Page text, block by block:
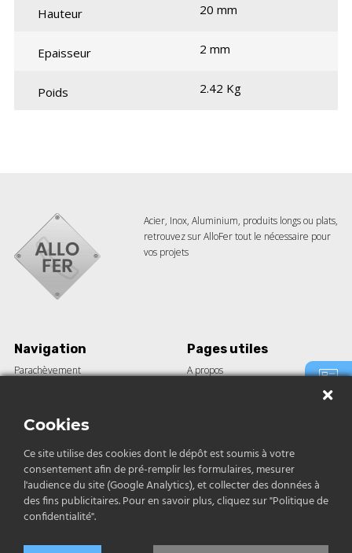
Demande
Hauteur 20 mm
Epaisseur 2 mm
Poids 2.42 Kg
Acier, Inox, Aluminium, produits longs ou plats,
retrouvez sur AlloFer tout le nécessaire pour
vos projets
Navigation
Parachèvement
Construction
Inox et aluminium
Pages utiles
A propos
Contact
04 12 04 68 79
Cookies
Ce site utilise des cookies dont le dépôt est soumis à votre
consentement afin de pré-remplir les formulaires, mesurer
l'audience du site (Google Analytics), et collecter des données à
des fins publicitaires. Pour en savoir plus, cliquez sur "Politique de
confidentialité".